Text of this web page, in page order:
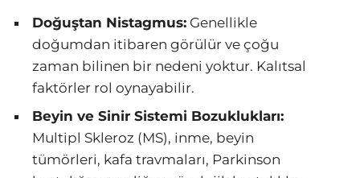
Doğuştan Nistagmus: Genellikle
doğumdan itibaren görülür ve çoğu
zaman bilinen bir nedeni yoktur. Kalıtsal
faktörler rol oynayabilir.
Beyin ve Sinir Sistemi Bozuklukları:
Multipl Skleroz (MS), inme, beyin
tümörleri, kafa travmaları, Parkinson